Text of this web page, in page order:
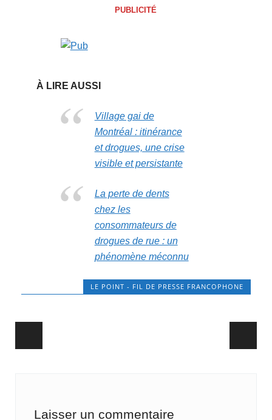
PUBLICITÉ
À LIRE AUSSI
Village gai de
Montréal : itinérance
et drogues, une crise
visible et persistante
La perte de dents
chez les
consommateurs de
drogues de rue : un
phénomène méconnu
LE POINT - FIL DE PRESSE FRANCOPHONE
Post navigation
Laisser un commentaire